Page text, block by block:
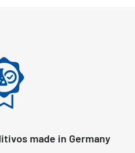
made in Germany